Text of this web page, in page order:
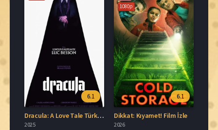
6.1
Dracula: A Love Tale Türkçe Dublaj İzle
2025
1080p
6.1
Dikkat: Kıyamet! Film İzle
2026